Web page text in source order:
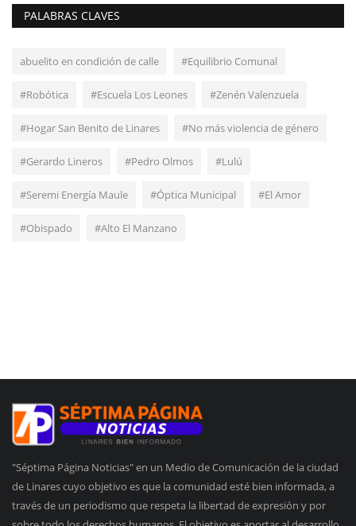
PALABRAS CLAVES
abuelito en condición de calle #Equilibrio Comunal
#Robótica #Escuela Los Leones #Zenén Valenzuela
#Hogar San Benito de Linares #No más violencia de género
#Gerardo Lineros #Pedro Olmos #Lulú
#Seremi Energía Maule #Óptica Municipal #El Amor
#Obispado #Alto El Manzano
"Séptima Página Noticias" en un Medio de Comunicación de la ciudad
de Linares cuyo objetivo es que la comunidad esté bien informada, a
través de un periodismo que respeta la libertad de expresión y por